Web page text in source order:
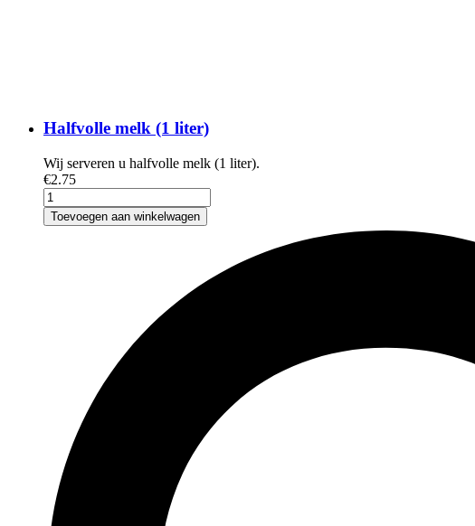
Halfvolle melk (1 liter)
Wij serveren u halfvolle melk (1 liter).
€2.75
Toevoegen aan winkelwagen